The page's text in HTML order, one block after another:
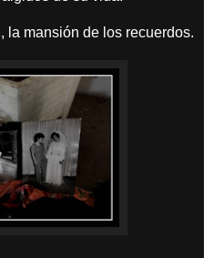
la mansión de los recuerdos.